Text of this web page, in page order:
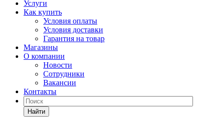
Услуги
Как купить
Условия оплаты
Условия доставки
Гарантия на товар
Магазины
О компании
Новости
Сотрудники
Вакансии
Контакты
Найти